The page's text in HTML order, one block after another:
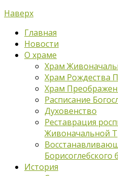
Наверх
Главная
Новости
О храме
Храм
Храм Рождества
Храм
Расписание
Духовенство
Реставрация
Живоначальной
Борисоглебского
История